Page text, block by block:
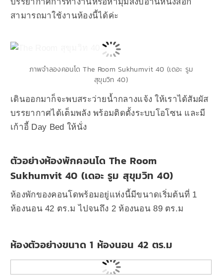
สามารถมาใช้งานห้องนี้ได้ค่ะ
ภาพจำลองคอนโด The Room Sukhumvit 40 (เดอะ รูม
สุขุมวิท 40)
เดินออกมาก็จะพบสระว่ายน้ำกลางแจ้ง ให้เราได้สัมผัส
บรรยากาศได้เต็มพลัง พร้อมติดตั้งระบบโอโซน และมี
เก้าอี้ Day Bed ให้นั่ง
ตัวอย่างห้องพักคอนโด The Room
Sukhumvit 40 (เดอะ รูม สุขุมวิท 40)
ห้องพักของคอนโดพร้อมอยู่แห่งนี้มีขนาดเริ่มต้นที่ 1
ห้องนอน 42 ตร.ม ไปจนถึง 2 ห้องนอน 89 ตร.ม
ห้องตัวอย่างขนาด 1 ห้องนอน 42 ตร.ม